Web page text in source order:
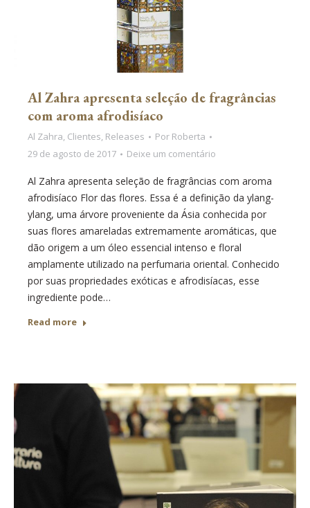
Al Zahra apresenta seleção de fragrâncias
com aroma afrodisíaco
Al Zahra, Clientes, Releases Por Roberta
29 de agosto de 2017
Deixe um comentário
Al Zahra apresenta seleção de fragrâncias com aroma
afrodisíaco Flor das flores. Essa é a definição da ylang-
ylang, uma árvore proveniente da Ásia conhecida por
suas flores amareladas extremamente aromáticas, que
dão origem a um óleo essencial intenso e floral
amplamente utilizado na perfumaria oriental. Conhecido
por suas propriedades exóticas e afrodisíacas, esse
ingrediente pode…
Read more